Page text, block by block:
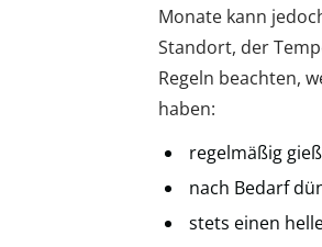
Monate kann
Standort, der
Regeln beachten,
haben:
regelmäßig
nach Bedarf
stets einen